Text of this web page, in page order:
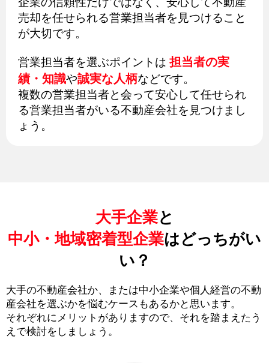
売却を任せられる営業担当者を見つけること
が大切です。
営業担当者を選ぶポイントは 担当者の実
績・知識や誠実な人柄などです。
複数の営業担当者と会って安心して任せられ
る営業担当者がいる不動産会社を見つけまし
ょう。
大手企業と
中小・地域密着型企業はどっちがい
い？
大手の不動産会社か、または中小企業や個人経営の不動
産会社を選ぶかを悩むケースもあるかと思います。
それぞれにメリットがありますので、それを踏まえたう
えで検討をしましょう。